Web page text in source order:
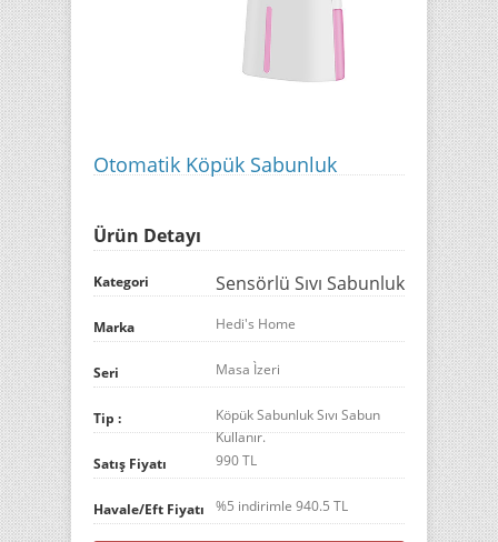
Otomatik Köpük Sabunluk
Ürün Detayı
Kategori Sensörlü Sıvı Sabunluk
Marka Hedi's Home
Seri Masa Ìzeri
Tip :
Köpük Sabunluk Sıvı Sabun
Kullanır.
Satış Fiyatı
990 TL
Havale/Eft Fiyatı %5 indirimle 940.5 TL